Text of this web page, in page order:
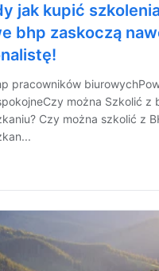
jak kupić
bhp zaskoczą
pracowników
można Szkolić z
Czy można szkolić z